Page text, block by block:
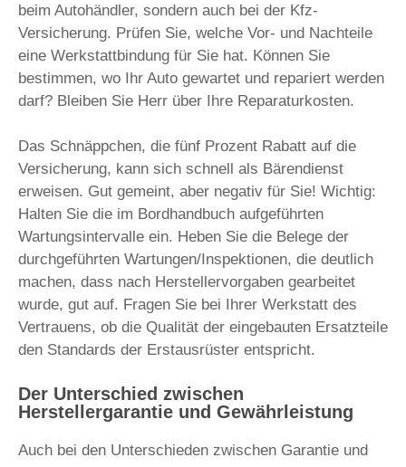
beim Autohändler, sondern auch bei der Kfz-
Versicherung. Prüfen Sie, welche Vor- und Nachteile
eine Werkstattbindung für Sie hat. Können Sie
bestimmen, wo Ihr Auto gewartet und repariert werden
darf? Bleiben Sie Herr über Ihre Reparaturkosten.
Das Schnäppchen, die fünf Prozent Rabatt auf die
Versicherung, kann sich schnell als Bärendienst
erweisen. Gut gemeint, aber negativ für Sie! Wichtig:
Halten Sie die im Bordhandbuch aufgeführten
Wartungsintervalle ein. Heben Sie die Belege der
durchgeführten Wartungen/Inspektionen, die deutlich
machen, dass nach Herstellervorgaben gearbeitet
wurde, gut auf. Fragen Sie bei Ihrer Werkstatt des
Vertrauens, ob die Qualität der eingebauten Ersatzteile
den Standards der Erstausrüster entspricht.
Der Unterschied zwischen
Herstellergarantie und Gewährleistung
Auch bei den Unterschieden zwischen Garantie und